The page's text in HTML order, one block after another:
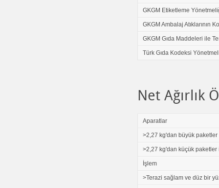
GKGM Etiketleme
GKGM Ambalaj Atıklarının
GKGM Gıda Maddeleri ile
Türk Gıda Kodeksi
Net Ağırlık
Aparatlar
>2,27 kg'dan büyük
>2,27 kg'dan küçük
İşlem
>Terazi sağlam ve düz bir